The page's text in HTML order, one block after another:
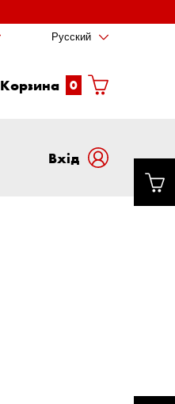
Русский
Корзина 0
Вxід